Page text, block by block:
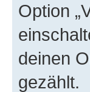
Option
deinen
gezählt.